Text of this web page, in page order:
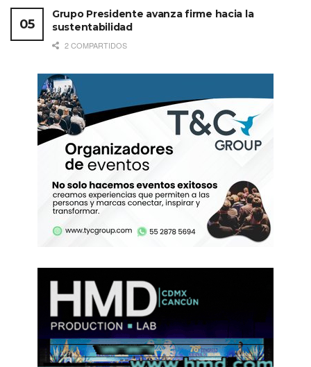
Grupo Presidente avanza firme hacia la
sustentabilidad
2 COMPARTIDOS